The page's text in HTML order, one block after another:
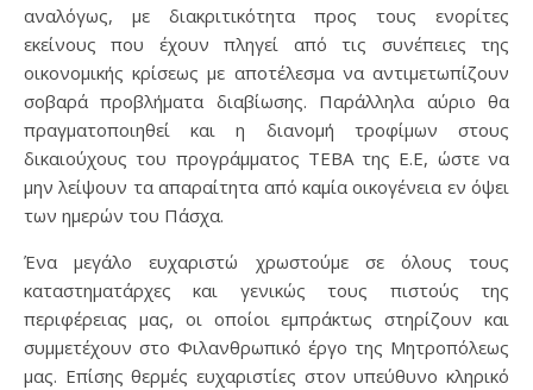
αναλόγως, με διακριτικότητα προς τους ενορίτες
εκείνους που έχουν πληγεί από τις συνέπειες της
οικονομικής κρίσεως με αποτέλεσμα να αντιμετωπίζουν
σοβαρά προβλήματα διαβίωσης. Παράλληλα αύριο θα
πραγματοποιηθεί και η διανομή τροφίμων στους
δικαιούχους του προγράμματος ΤΕΒΑ της Ε.Ε, ώστε να
μην λείψουν τα απαραίτητα από καμία οικογένεια εν όψει
των ημερών του Πάσχα.
Ένα μεγάλο ευχαριστώ χρωστούμε σε όλους τους
καταστηματάρχες και γενικώς τους πιστούς της
περιφέρειας μας, οι οποίοι εμπράκτως στηρίζουν και
συμμετέχουν στο Φιλανθρωπικό έργο της Μητροπόλεως
μας. Επίσης θερμές ευχαριστίες στον υπεύθυνο κληρικό